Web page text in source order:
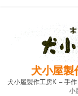
content
犬小屋製
犬小屋製作工房K – 手
小